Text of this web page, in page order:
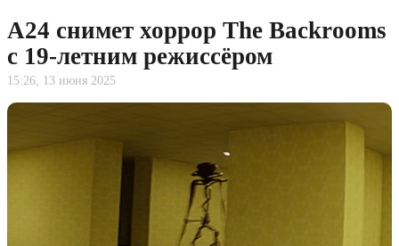
A24 снимет хоррор The Backrooms
с 19-летним режиссёром
15:26, 13 июня 2025